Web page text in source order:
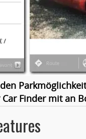
Finder mit an